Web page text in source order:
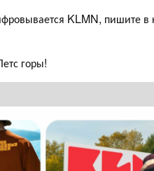
KLMN, пишите
горы!